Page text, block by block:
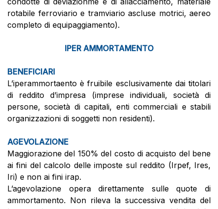
rotabile ferroviario e tramviario ascluse motrici, aereo
completo di equipaggiamento).
IPER AMMORTAMENTO
BENEFICIARI
L’iperammortaento è fruibile esclusivamente dai titolari
di reddito d’impresa (imprese individuali, società di
persone, società di capitali, enti commerciali e stabili
organizzazioni di soggetti non residenti).
AGEVOLAZIONE
Maggiorazione del 150% del costo di acquisto del bene
ai fini del calcolo delle imposte sul reddito (Irpef, Ires,
Iri) e non ai fini irap.
L’agevolazione opera direttamente sulle quote di
ammortamento. Non rileva la successiva vendita del